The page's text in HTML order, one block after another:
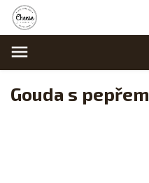
Gouda s pepřem